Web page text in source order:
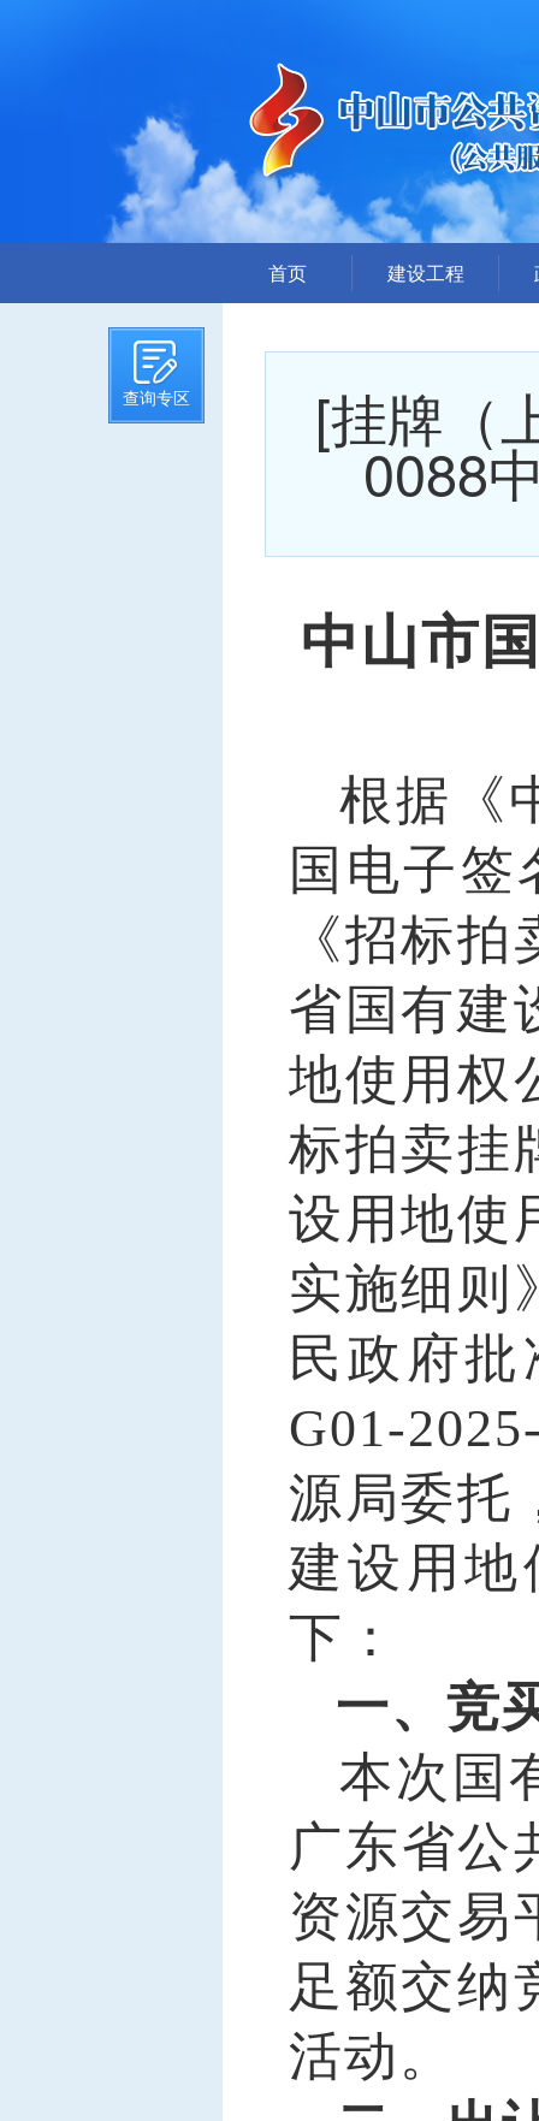
查询专区
首页 建设工程
招标文件提前公示
招标公告
答疑、澄清
评标结果公示
中标信息
招投标公开信息
[挂牌（
0088
中山市
根据《
国电子签
《招标
省国有建
地使用权
标拍卖挂
设用地使
实施细则
民政府
G01-
源局委托
建设用
下：
一、竞
本次国
广东省公
资源交易
足额交纳
活动。